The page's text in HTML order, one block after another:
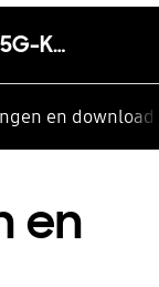
NP270E5G-K05AT
en
en